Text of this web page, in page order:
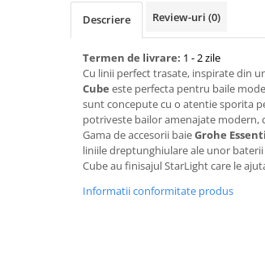
Aparate de tuns & ras
Cantare corporale
Mobilier pentru baie
Descriere Review-uri (0)
Termen de livrare: 1 - 2 zile
Cu linii perfect trasate, inspirate din
Cube este perfecta pentru baile
sunt concepute cu o atentie sporita
potriveste bailor amenajate modern,
Gama de accesorii baieGrohe
liniile dreptunghiulare ale unor
Cube au finisajul StarLight care le
Informatii conformitate produs